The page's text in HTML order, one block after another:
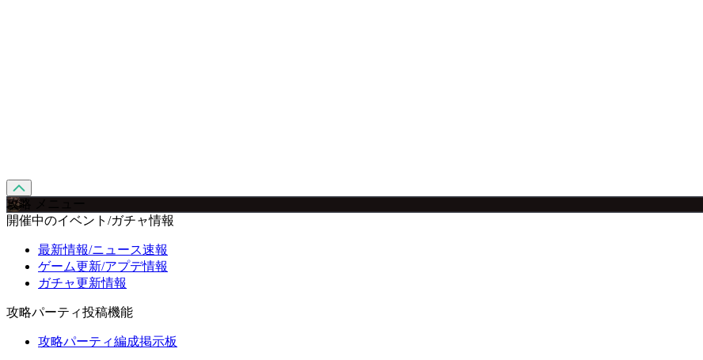
攻略 メニュー
開催中のイベント/ガチャ情報
最新情報/ニュース速報
ゲーム更新/アプデ情報
ガチャ更新情報
攻略パーティ投稿機能
攻略パーティ編成掲示板